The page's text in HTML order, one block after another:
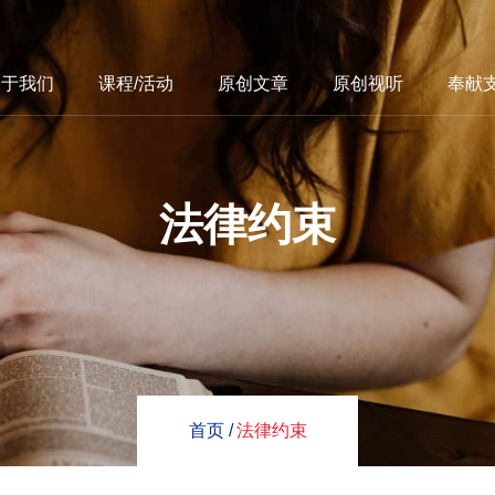
我们 课程/活动 原创文章 原创视听 奉献
法律约束
首页 / 法律约束